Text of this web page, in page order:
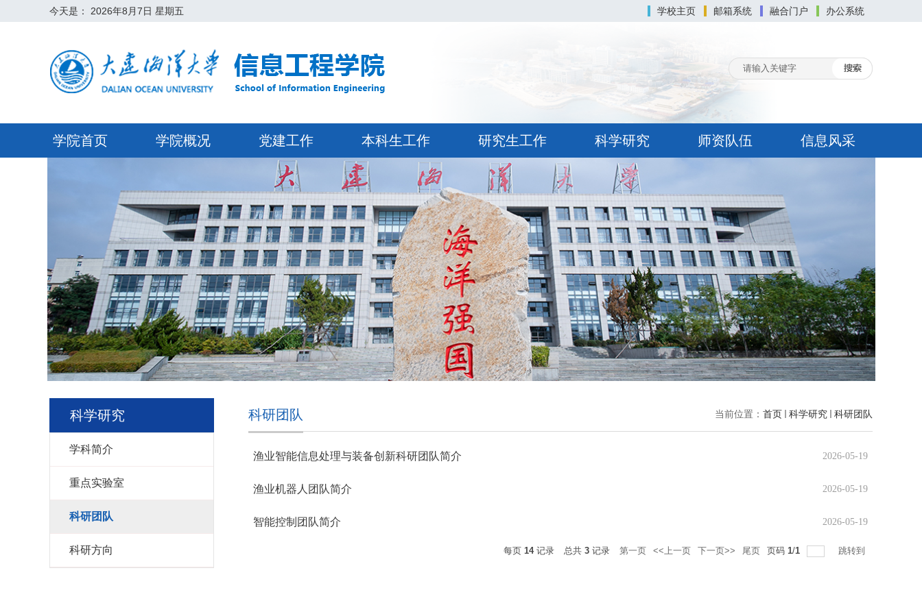
今天是： 2026年8月7日 星期五 学校主页 邮箱系统 融合门户 办公系统
学院首页 学院概况 党建工作 本科生工作 研究生工作 科学研究 师资队伍 信息风采
科学研究
学科简介
重点实验室
科研团队
科研方向
当前位置： 首页 科学研究 科研团队
科研团队
渔业智能信息处理与装备创新科研团队简介 2026-05-19
渔业机器人团队简介 2026-05-19
智能控制团队简介 2026-05-19
每页 14记录 总共 3 记录 第一页 <<上一页 下一页>> 尾页 页码 1/1 跳转到